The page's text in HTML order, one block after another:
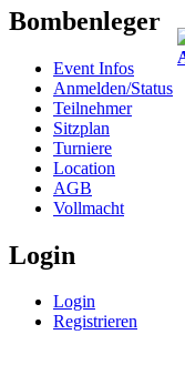
Bombenleger
Event Infos
Anmelden/Status
Teilnehmer
Sitzplan
Turniere
Location
AGB
Vollmacht
Login
Login
Registrieren